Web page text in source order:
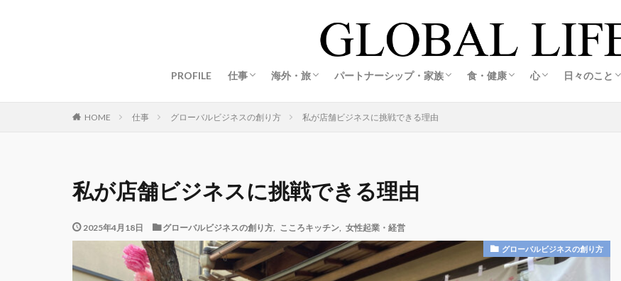
PROFILE 仕事
グローバルライフの創り方
グローバルビジネスの創り方
女性起業・経営
資産構築・お金
マインド・仕事術
目標・夢の叶え方
海外・旅
海外移住・旅する暮らし
マイル・ホテル
ドバイ生活
ドバイグルメ＆観光
マレーシア生活
マレーシアグルメ＆観光
タイ生活
タイグルメ＆観光
京都生活
京都グルメ＆観光
【海外】旅する海外起業家夫婦レポ
【日本】旅する海外起業家夫婦レポ
パートナーシップ・家族
恋愛・婚活
結婚・夫婦
妊娠・出産
海外起業家夫婦の出会いと結婚ストーリー
江藤誠哉(彼)コラム
食・健康
こころキッチン
料理・おうちごはん
オーガニック&エコライフ
心
心の整え方
日々のこと
日々の記録
私の想い
HOME 仕事 グローバルビジネスの創り方 私が店舗ビジネスに挑戦できる理由
私が店舗ビジネスに挑戦できる理由
2025年4月18日 グローバルビジネスの創り方 こころキッチン 女性起業・経営
グローバルビジネスの創り方